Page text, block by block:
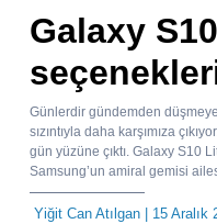
Galaxy
Günlerdir gündemden
sızıntıyla daha karşımıza
gün yüzüne çıktı. Galaxy S10
Samsung’un amiral gemisi
Yiğit Can Atılgan | 15 Aralık